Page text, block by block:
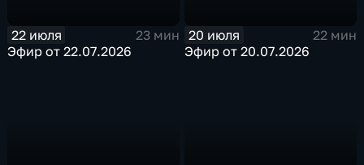
22 июля
23 мин
Эфир от 22.07.2026
20 июля
22 мин
Эфир от 20.07.2026